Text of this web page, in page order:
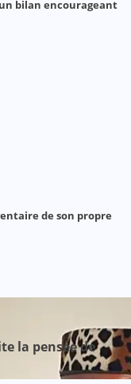
un bilan encourageant
de son propre
la pensée de